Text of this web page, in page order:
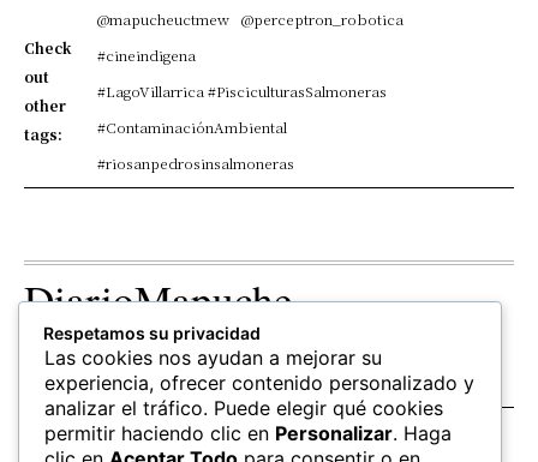
Check
out
other
tags:
@mapucheuctmew @perceptron_robotica
#cineindigena
#LagoVillarrica #PisciculturasSalmoneras
#ContaminaciónAmbiental
#riosanpedrosinsalmoneras
DiarioMapuche
TERRITORIO CULTURA
Patrimonio
OPINION
Columnistas
SALUD EDUCACIÓN FOLLOW US
Respetamos su privacidad
Las cookies nos ayudan a mejorar su
experiencia, ofrecer contenido personalizado y
analizar el tráfico. Puede elegir qué cookies
permitir haciendo clic en Personalizar. Haga